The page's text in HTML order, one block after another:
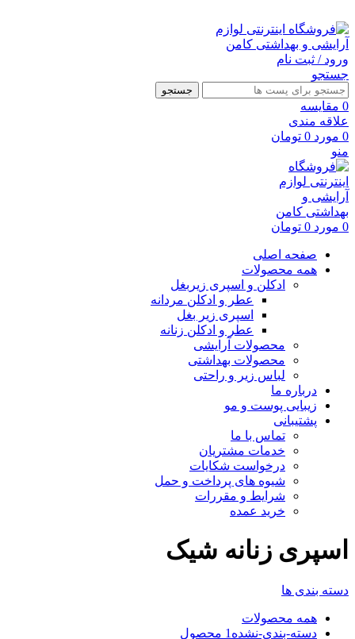
ورود / ثبت نام
جستجو
جستجو
0 مقايسه
علاقه مندی
0 مورد 0 تومان
منو
0 مورد 0 تومان
صفحه اصلی
همه محصولات
ادکلن و اسپری زیربغل
عطر و ادکلن مردانه
اسپری زیر بغل
عطر و ادکلن زنانه
محصولات آرایشی
محصولات بهداشتی
لباس زیر و راحتی
درباره ما
زیبایی پوست و مو
پشتیبانی
تماس با ما
خدمات مشتریان
درخواست شکایات
شیوه های پرداخت و حمل
شرایط و مقررات
خرید عمده
اسپری زنانه شیک
دسته بندی ها
همه محصولات
دسته-بندی-نشده 1 محصول